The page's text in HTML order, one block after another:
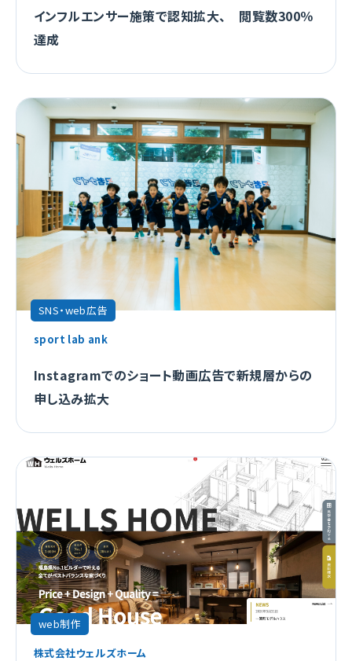
インフルエンサー施策で認知拡大、 閲覧数300％
達成
SNS・web広告
sport lab ank
Instagramでのショート動画広告で新規層からの
申し込み拡大
web制作
株式会社ウェルズホーム